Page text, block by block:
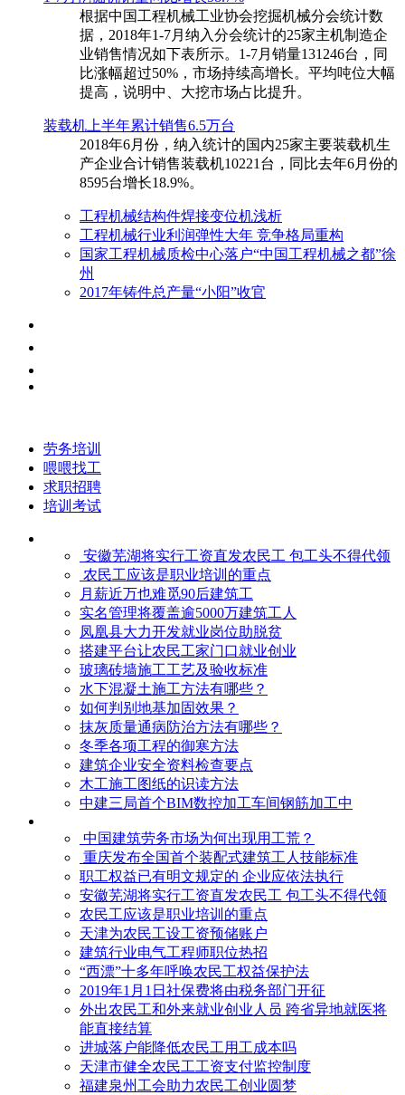
根据中国工程机械工业协会挖掘机械分会统计数
据，2018年1-7月纳入分会统计的25家主机制造企
业销售情况如下表所示。1-7月销量131246台，同
比涨幅超过50%，市场持续高增长。平均吨位大幅
提高，说明中、大挖市场占比提升。
装载机上半年累计销售6.5万台
​2018年6月份，纳入统计的国内25家主要装载机生
产企业合计销售装载机10221台，同比去年6月份的
8595台增长18.9%。
工程机械结构件焊接变位机浅析
工程机械行业利润弹性大年 竞争格局重构
国家工程机械质检中心落户“中国工程机械之都”徐
州
2017年铸件总产量“小阳”收官
劳务培训
喂喂找工
求职招聘
培训考试
安徽芜湖将实行工资直发农民工 包工头不得代领
农民工应该是职业培训的重点
月薪近万也难觅90后建筑工
实名管理将覆盖逾5000万建筑工人
凤凰县大力开发就业岗位助脱贫
搭建平台让农民工家门口就业创业
玻璃砖墙施工工艺及验收标准
水下混凝土施工方法有哪些？
如何判别地基加固效果？
抹灰质量通病防治方法有哪些？
冬季各项工程的御寒​方法
建筑企业安全资料检查要点
木工施工图纸的识读方法
中建三局首个BIM数控加工车间钢筋加工中
中国建筑劳务市场为何出现用工荒？
重庆发布全国首个装配式建筑工人技能标准
职工权益已有明文规定的 企业应依法执行
安徽芜湖将实行工资直发农民工 包工头不得代领
农民工应该是职业培训的重点
天津为农民工设工资预储账户
建筑行业电气工程师职位热招
“西漂”十多年呼唤农民工权益保护法
2019年1月1日社保费将由税务部门开征
外出农民工和外来就业创业人员 跨省异地就医将
能直接结算
进城落户能降低农民工用工成本吗
天津市健全农民工工资支付监控制度
福建泉州工会助力农民工创业圆梦